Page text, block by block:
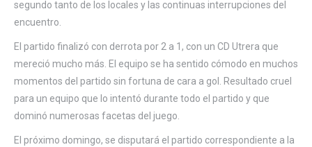
segundo tanto de los locales y las continuas interrupciones del
encuentro.
El partido finalizó con derrota por 2 a 1, con un CD Utrera que
mereció mucho más. El equipo se ha sentido cómodo en muchos
momentos del partido sin fortuna de cara a gol. Resultado cruel
para un equipo que lo intentó durante todo el partido y que
dominó numerosas facetas del juego.
El próximo domingo, se disputará el partido correspondiente a la